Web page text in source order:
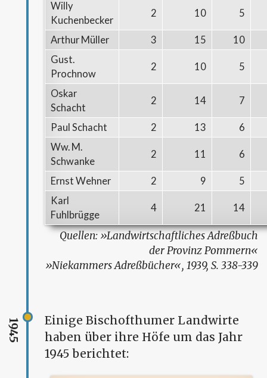
Willy
Kuchenbecker
2 10 5
Arthur Müller 3 15
10
Gust.
Prochnow
2 10 5
Oskar
Schacht
2 14 7
Paul Schacht 2 13
6
Ww. M.
Schwanke
2 11 6
Ernst Wehner 2 9
5
Karl
Fuhlbrügge
4 21 14
Landwirtschaftliches Adreßbuch
der Provinz Pommern
Niekammers Adreßbücher , 1939, S. 338-339
1945
Einige Bischofthumer Landwirte
haben über ihre Höfe um das Jahr
1945 berichtet: